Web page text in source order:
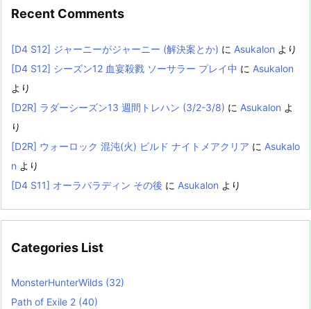
Recent Comments
[D4 S12] ジャーニーがジャーニー (解決案とか) に Asukalon より
[D4 S12] シーズン12 血宴殺戮 ソーサラー プレイ中 に Asukalon
より
[D2R] ラダーシーズン13 週間トレハン (3/2-3/8) に Asukalon よ
り
[D2R] ウォーロック 混沌(火) ビルド ナイトメアクリア に Asukalo
n より
[D4 S11] オーラパラディン その後 に Asukalon より
Categories List
MonsterHunterWilds (32)
Path of Exile 2 (40)